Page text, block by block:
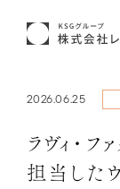
2026.06.25
ラヴィ・
担当したウ